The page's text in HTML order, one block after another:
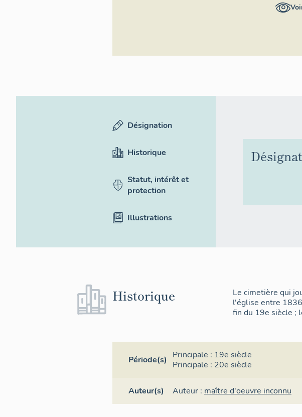
Désignation
Historique
Statut, intérêt et
protection
Illustrations
Historique
Le cimetière qui
l'église entre
fin du 19e siècle ;
Période(s) Principale : 19e siècle
Principale : 20e siècle
Auteur(s) Auteur : maître d'oeuvre inconnu